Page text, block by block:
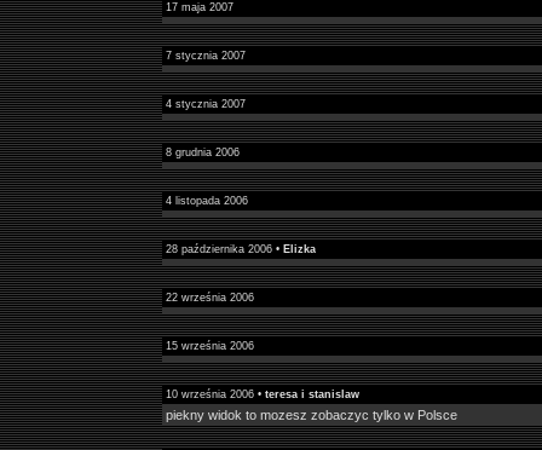
17 maja 2007
7 stycznia 2007
4 stycznia 2007
8 grudnia 2006
4 listopada 2006
28 października 2006 • Elizka
22 września 2006
15 września 2006
10 września 2006 • teresa i stanislaw
piekny widok to mozesz zobaczyc tylko w Polsce